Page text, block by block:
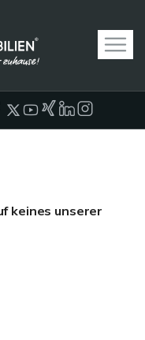
keines unserer